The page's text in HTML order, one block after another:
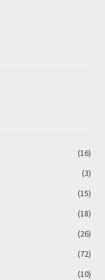
(16)
(3)
(15)
(18)
(26)
(72)
(10)